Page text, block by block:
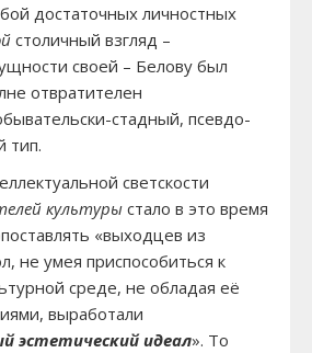
достаточных личностных
столичный взгляд –
своей – Белову был
отвратителен
стадный, псевдо-
тип.
светскости
культуры стало в это время
«выходцев из
не умея приспособиться к
среде, не обладая её
выработали
эстетический идеал». То